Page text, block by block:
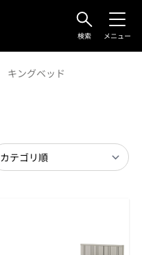
検索 メニュー
キングベッド